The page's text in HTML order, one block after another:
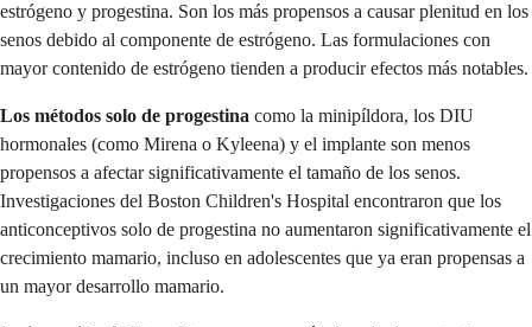
estrógeno y progestina. Son los más propensos a causar plenitud en los
senos debido al componente de estrógeno. Las formulaciones con
mayor contenido de estrógeno tienden a producir efectos más notables.
Los métodos solo de progestina como la minipíldora, los DIU
hormonales (como Mirena o Kyleena) y el implante son menos
propensos a afectar significativamente el tamaño de los senos.
Investigaciones del Boston Children's Hospital encontraron que los
anticonceptivos solo de progestina no aumentaron significativamente el
crecimiento mamario, incluso en adolescentes que ya eran propensas a
un mayor desarrollo mamario.